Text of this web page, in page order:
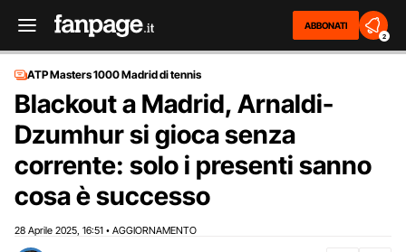
ABBONATI
2
ATP Masters 1000 Madrid di tennis
Blackout a Madrid, Arnaldi-
Dzumhur si gioca senza
corrente: solo i presenti sanno
cosa è successo
28 Aprile 2025 16:51 • AGGIORNAMENTO